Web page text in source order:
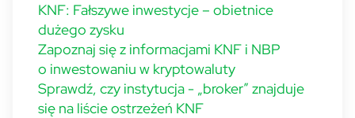
KNF: Fałszywe inwestycje – obietnice
dużego zysku
Zapoznaj się z informacjami KNF i NBP
o inwestowaniu w kryptowaluty
Sprawdź, czy instytucja - „broker” znajduje
się na liście ostrzeżeń KNF